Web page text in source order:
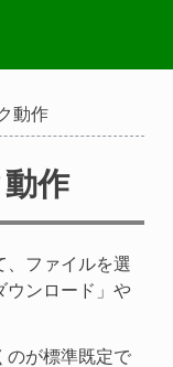
動作
作
、ファイルを選
ウンロード」や
のが標準既定で